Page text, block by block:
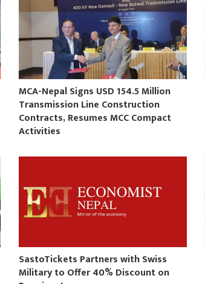
MCA-Nepal Signs USD 154.5 Million
Transmission Line Construction
Contracts, Resumes MCC Compact
Activities
SastoTickets Partners with Swiss
Military to Offer 40% Discount on